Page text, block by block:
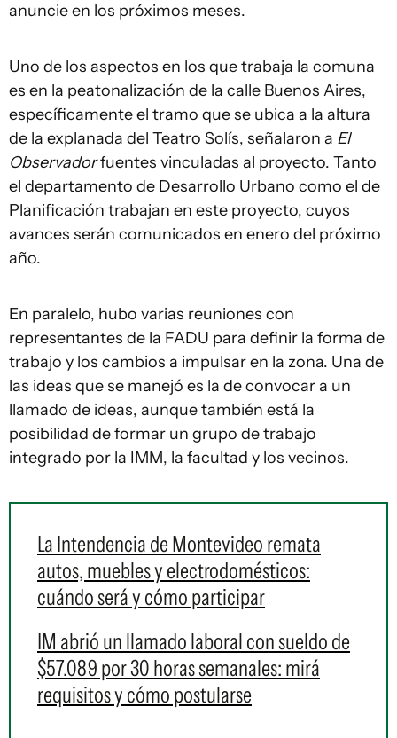
anuncie en los próximos meses.
Uno de los aspectos en los que trabaja la comuna
es en la peatonalización de la calle Buenos Aires,
específicamente el tramo que se ubica a la altura
de la explanada del Teatro Solís, señalaron a El
Observadorfuentes vinculadas al proyecto. Tanto
el departamento de Desarrollo Urbano como el de
Planificación trabajan en este proyecto, cuyos
avances serán comunicados en enero del próximo
año.
En paralelo, hubo varias reuniones con
representantes de la FADU para definir la forma de
trabajo y los cambios a impulsar en la zona. Una de
las ideas que se manejó es la de convocar a un
llamado de ideas, aunque también está la
posibilidad de formar un grupo de trabajo
integrado por la IMM, la facultad y los vecinos.
La Intendencia de Montevideo remata
autos, muebles y electrodomésticos:
cuándo será y cómo participar
IM abrió un llamado laboral con sueldo de
$57.089 por 30 horas semanales: mirá
requisitos y cómo postularse